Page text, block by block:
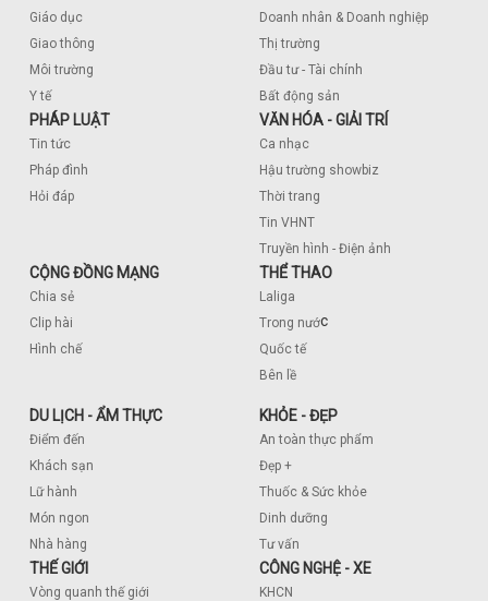
Giáo dục
Giao thông
Môi trường
Y tế
Doanh nhân & Doanh nghiệp
Thị trường
Đầu tư - Tài chính
Bất động sản
PHÁP LUẬT
Tin tức
Pháp đình
Hỏi đáp
VĂN HÓA - GIẢI TRÍ
Ca nhạc
Hậu trường showbiz
Thời trang
Tin VHNT
Truyền hình - Điện ảnh
CỘNG ĐỒNG MẠNG
Chia sẻ
Clip hài
Hình chế
THỂ THAO
Laliga
Trong nước
Quốc tế
Bên lề
DU LỊCH - ẨM THỰC
Điểm đến
Khách sạn
Lữ hành
Món ngon
Nhà hàng
KHỎE - ĐẸP
An toàn thực phẩm
Đẹp +
Thuốc & Sức khỏe
Dinh dưỡng
Tư vấn
THẾ GIỚI
Vòng quanh thế giới
CÔNG NGHỆ - XE
KHCN